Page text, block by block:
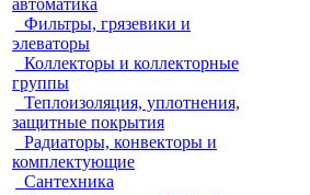
автоматика
Фильтры, грязевики и
элеваторы
Коллекторы и коллекторные
группы
Теплоизоляция, уплотнения,
защитные покрытия
Радиаторы, конвекторы и
комплектующие
Сантехника